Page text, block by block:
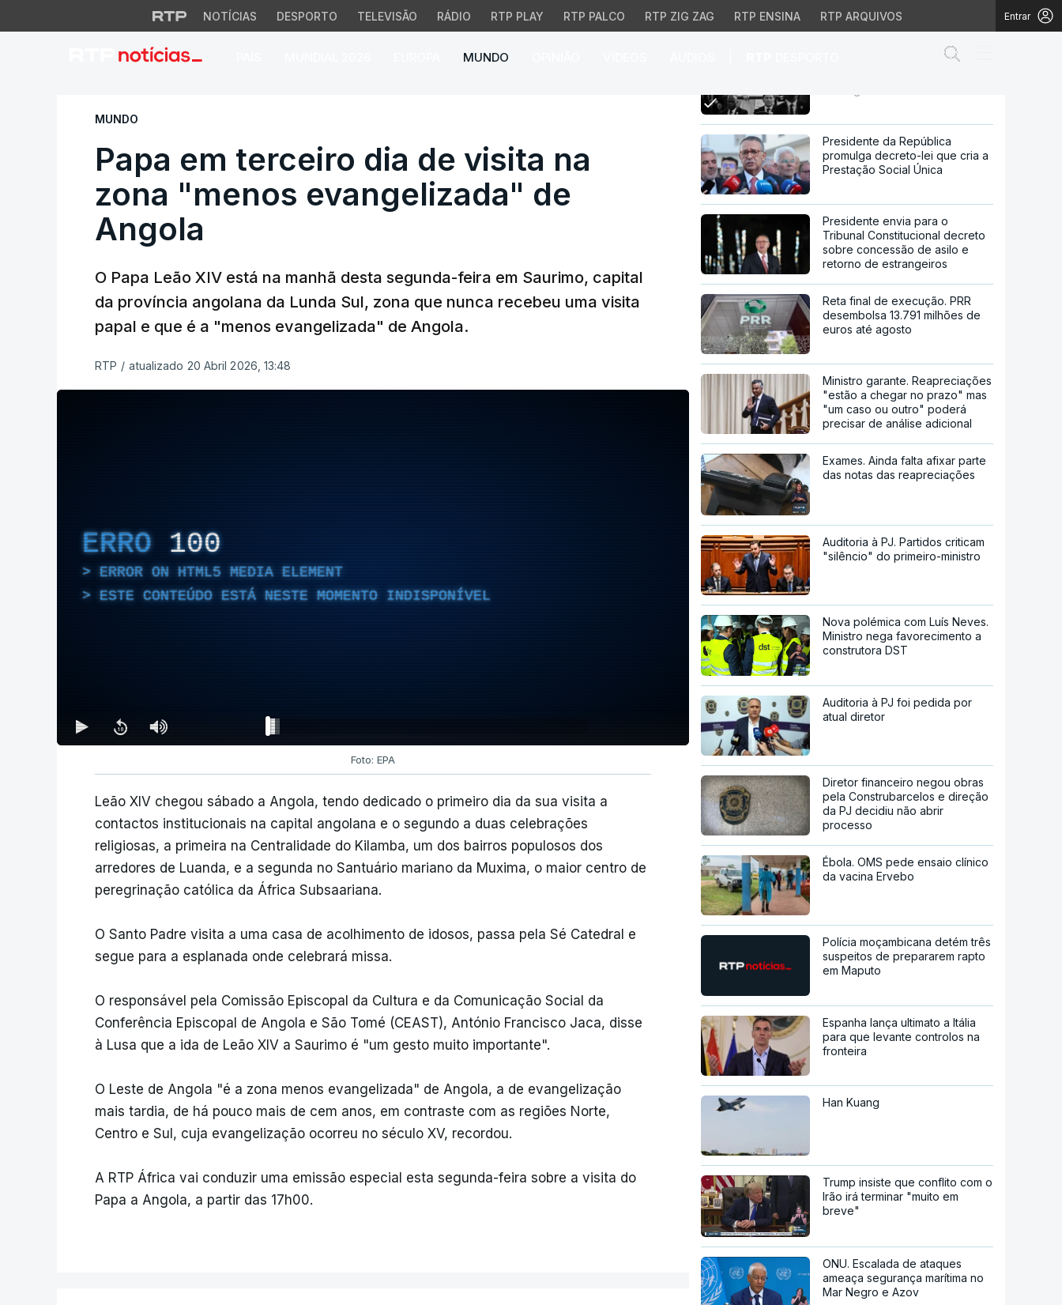
NOTÍCIAS DESPORTO TELEVISÃO RÁDIO RTP PLAY RTP PALCO RTP ZIG ZAG RTP ENSINA RTP ARQUIVOS Entrar
MUNDO
Papa em terceiro dia de visita na zona "menos evangelizada" de
MUNDO
Papa em terceiro dia de visita na
zona "menos evangelizada" de
Angola
O Papa Leão XIV está na manhã desta segunda-feira em Saurimo, capital
da província angolana da Lunda Sul, zona que nunca recebeu uma visita
papal e que é a "menos evangelizada" de Angola.
RTP / atualizado 20 Abril 2026, 13:48
ERRO 100
ERROR ON HTML5 MEDIA ELEMENT
ESTE CONTEÚDO ESTÁ NESTE MOMENTO INDISPONÍVEL
Foto: EPA
Leão XIV chegou sábado a Angola, tendo dedicado o primeiro dia da sua visita a
contactos institucionais na capital angolana e o segundo a duas celebrações
religiosas, a primeira na Centralidade do Kilamba, um dos bairros populosos dos
arredores de Luanda, e a segunda no Santuário mariano da Muxima, o maior centro de
peregrinação católica da África Subsaariana.
O Santo Padre visita a uma casa de acolhimento de idosos, passa pela Sé Catedral e
segue para a esplanada onde celebrará missa.
O responsável pela Comissão Episcopal da Cultura e da Comunicação Social da
Conferência Episcopal de Angola e São Tomé (CEAST), António Francisco Jaca, disse
à Lusa que a ida de Leão XIV a Saurimo é "um gesto muito importante".
O Leste de Angola "é a zona menos evangelizada" de Angola, a de evangelização
mais tardia, de há pouco mais de cem anos, em contraste com as regiões Norte,
Centro e Sul, cuja evangelização ocorreu no século XV, recordou.
A RTP África vai conduzir uma emissão especial esta segunda-feira sobre a visita do
Papa a Angola, a partir das 17h00.
Papa em terceiro dia de visita
Presidente da República
promulga decreto-lei que cria a
Prestação Social Única
Presidente envia para o
Tribunal Constitucional decreto
sobre concessão de asilo e
retorno de estrangeiros
Reta final de execução. PRR
desembolsa 13.791 milhões de
euros até agosto
Ministro garante. Reapreciações
"estão a chegar no prazo" mas
"um caso ou outro" poderá
precisar de análise adicional
Exames. Ainda falta afixar parte
das notas das reapreciações
Auditoria à PJ. Partidos criticam
"silêncio" do primeiro-ministro
Nova polémica com Luís Neves.
Ministro nega favorecimento a
construtora DST
Auditoria à PJ foi pedida por
atual diretor
Diretor financeiro negou obras
pela Construbarcelos e direção
da PJ decidiu não abrir
processo
Ébola. OMS pede ensaio clínico
da vacina Ervebo
Polícia moçambicana detém três
suspeitos de prepararem rapto
em Maputo
Espanha lança ultimato a Itália
para que levante controlos na
fronteira
Han Kuang
Trump insiste que conflito com o
Irão irá terminar "muito em
breve"
ONU. Escalada de ataques
ameaça segurança marítima no
Mar Negro e Azov